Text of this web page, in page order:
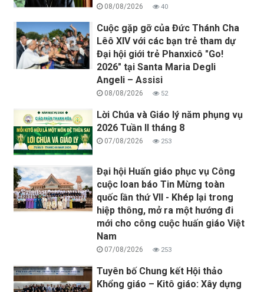
08/08/2026 40
Cuộc gặp gỡ của Đức Thánh Cha
Lêô XIV với các bạn trẻ tham dự
Đại hội giới trẻ Phanxicô "Go!
2026" tại Santa Maria Degli
Angeli – Assisi
08/08/2026 52
Lời Chúa và Giáo lý năm phụng vụ
2026 Tuần II tháng 8
07/08/2026 253
Đại hội Huấn giáo phục vụ Công
cuộc loan báo Tin Mừng toàn
quốc lần thứ VII - Khép lại trong
hiệp thông, mở ra một hướng đi
mới cho công cuộc huấn giáo Việt
Nam
07/08/2026 253
Tuyên bố Chung kết Hội thảo
Khổng giáo – Kitô giáo: Xây dựng